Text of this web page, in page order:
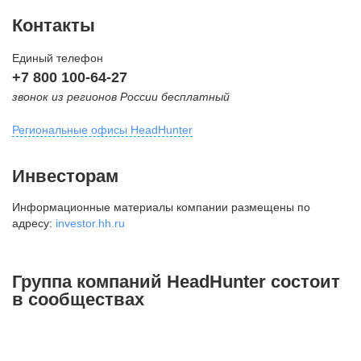
Контакты
Единый телефон
+7 800 100-64-27
звонок из регионов России бесплатный
Региональные офисы HeadHunter
внутригородская территория
Муниципальный округ Тверской,
2-я Брестская ул., д. 48,
+7 495 980-64-27
Инвесторам
Информационные материалы компании размещены по
адресу: investor.hh.ru
Группа компаний HeadHunter состоит
в сообществах